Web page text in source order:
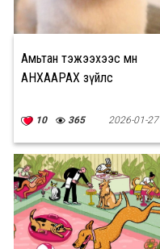
Амьтан тэжээхээс өмнө
АНХААРАХ зүйлс
10 365 2026-01-27